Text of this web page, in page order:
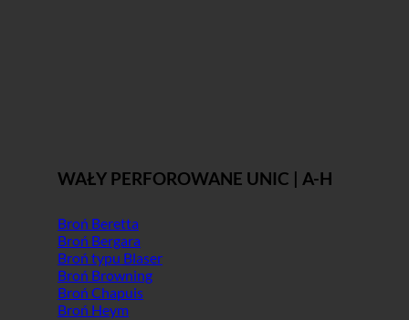
WAŁY PERFOROWANE UNIC | A-H
Broń Beretta
Broń Bergara
Broń typu Blaser
Broń Browning
Broń Chapuis
Broń Heym